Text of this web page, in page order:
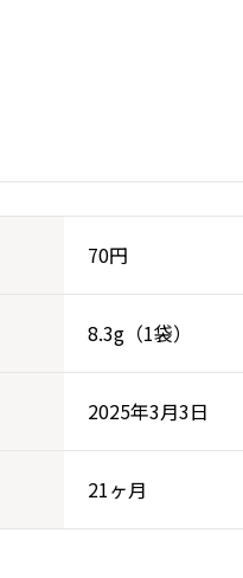
70円
8.3g（1袋）
2025年3月3日
21ヶ月